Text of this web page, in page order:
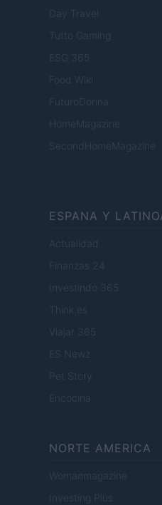
Day Travel
Tutto Gaming
ESG 365
Food Wiki
FuturoDonna
HomeMagazine
SecondHomeMagazine
ESPANA Y
Actualidad
Finanzas 24
Investindo 365
Think.es
Viajar 365
ES Newz
Pet Story
Encocina
NORTE AMERICA
Womanmagazine
Investing Plus